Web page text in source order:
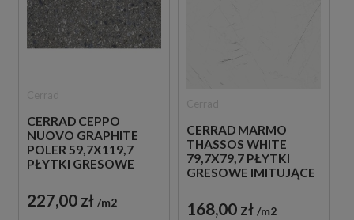
CERRAD CEPPO
NUOVO GRAPHITE
POLER 59,7X119,7
PŁYTKI GRESOWE
227,00 zł m2
CERRAD MARMO
THASSOS WHITE
79,7X79,7 PŁYTKI
GRESOWE IMITUJĄCE
168,00 zł m2